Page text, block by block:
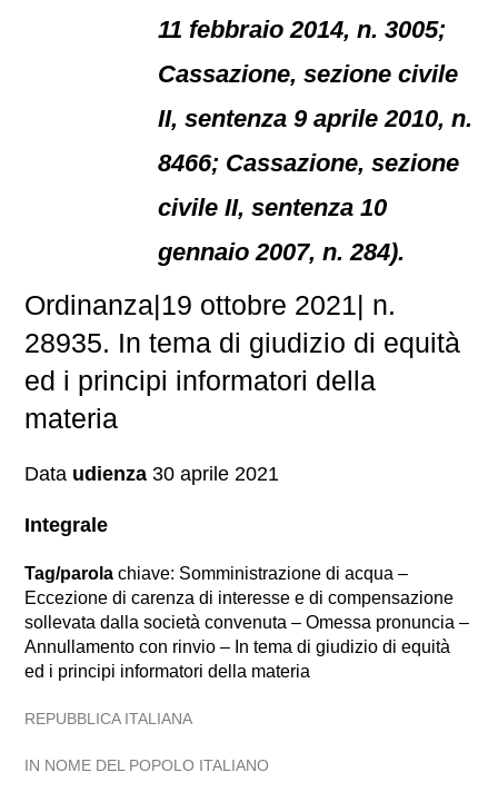
11 febbraio 2014, n. 3005;
Cassazione, sezione civile
II, sentenza 9 aprile 2010, n.
8466; Cassazione, sezione
civile II, sentenza 10
gennaio 2007, n. 284).
Ordinanza|19 ottobre 2021| n.
28935. In tema di giudizio di equità
ed i principi informatori della
materia
Data udienza 30 aprile 2021
Integrale
Tag/parola chiave: Somministrazione di acqua –
Eccezione di carenza di interesse e di compensazione
sollevata dalla società convenuta – Omessa pronuncia –
Annullamento con rinvio – In tema di giudizio di equità
ed i principi informatori della materia
REPUBBLICA ITALIANA
IN NOME DEL POPOLO ITALIANO